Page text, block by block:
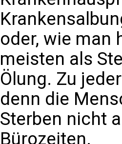
oder, wie man
meisten als
Ölung. Zu
denn die
Sterben nicht
Bürozeiten.